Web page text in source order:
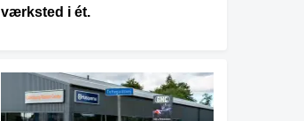
værksted i ét.